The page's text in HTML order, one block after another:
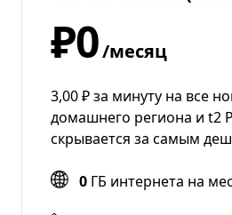
₽0/месяц
3,00 ₽ за минуту на все
домашнего региона и t2
скрывается за самым
0 ГБ интернета на